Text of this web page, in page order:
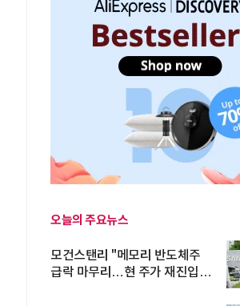
오늘의 주요뉴스
모건스탠리 "메모리 반도체주
급락 마무리…현 주가 재진입